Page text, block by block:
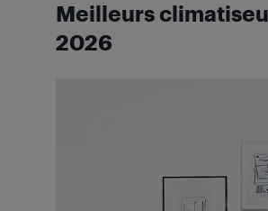
Meilleurs
2026